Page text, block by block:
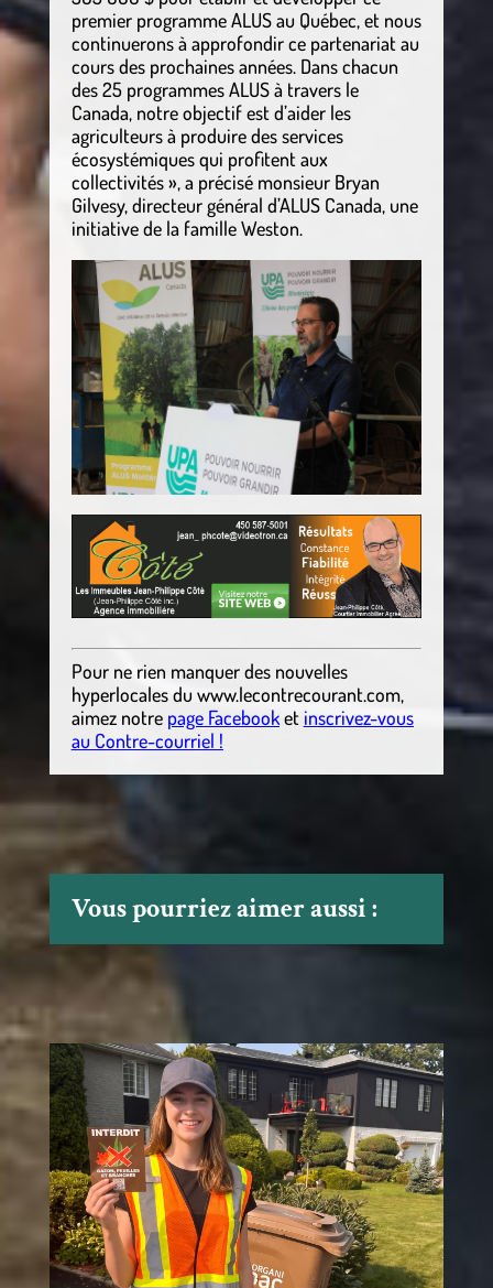
premier programme ALUS au Québec, et nous
continuerons à approfondir ce partenariat au
cours des prochaines années. Dans chacun
des 25 programmes ALUS à travers le
Canada, notre objectif est d’aider les
agriculteurs à produire des services
écosystémiques qui profitent aux
collectivités », a précisé monsieur Bryan
Gilvesy, directeur général d’ALUS Canada, une
initiative de la famille Weston.
Pour ne rien manquer des nouvelles
hyperlocalesdu www.lecontrecourant.com,
aimez notre page Facebooket inscrivez-vous
au Contre-courriel !
Vous pourriez aimer aussi :